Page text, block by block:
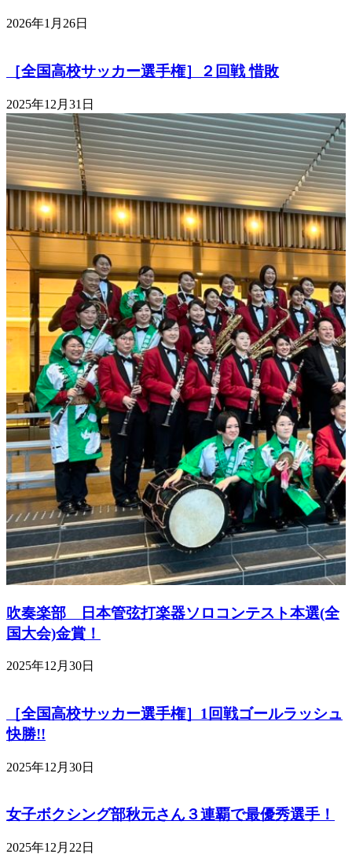
2026年1月26日
［全国高校サッカー選手権］２回戦 惜敗
2025年12月31日
吹奏楽部 日本管弦打楽器ソロコンテスト本選(全
国大会)金賞！
2025年12月30日
［全国高校サッカー選手権］1回戦ゴールラッシュ
快勝!!
2025年12月30日
女子ボクシング部秋元さん３連覇で最優秀選手！
2025年12月22日